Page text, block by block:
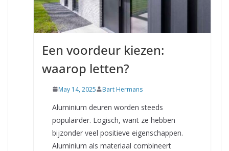
Een voordeur kiezen:
waarop letten?
May 14, 2025 Bart Hermans
Aluminium deuren worden steeds
populairder. Logisch, want ze hebben
bijzonder veel positieve eigenschappen.
Aluminium als materiaal combineert